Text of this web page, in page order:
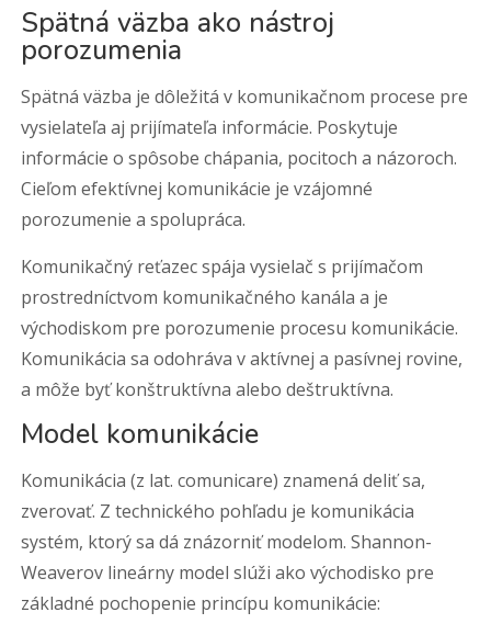
Spätná väzba ako nástroj
porozumenia
Spätná väzba je dôležitá v komunikačnom procese pre
vysielateľa aj prijímateľa informácie. Poskytuje
informácie o spôsobe chápania, pocitoch a názoroch.
Cieľom efektívnej komunikácie je vzájomné
porozumenie a spolupráca.
Komunikačný reťazec spája vysielač s prijímačom
prostredníctvom komunikačného kanála a je
východiskom pre porozumenie procesu komunikácie.
Komunikácia sa odohráva v aktívnej a pasívnej rovine,
a môže byť konštruktívna alebo deštruktívna.
Model komunikácie
Komunikácia (z lat. comunicare) znamená deliť sa,
zverovať. Z technického pohľadu je komunikácia
systém, ktorý sa dá znázorniť modelom. Shannon-
Weaverov lineárny model slúži ako východisko pre
základné pochopenie princípu komunikácie: